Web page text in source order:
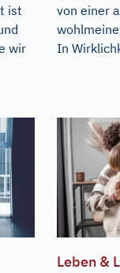
ist
wir
von einer
In
Leben &